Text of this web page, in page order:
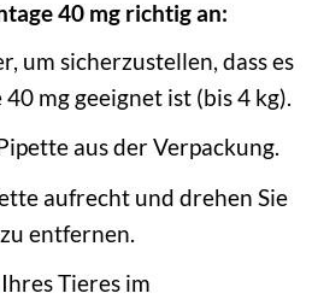
40 mg richtig an:
um sicherzustellen, dass es
mg geeignet ist (bis 4 kg).
aus der Verpackung.
aufrecht und drehen Sie
entfernen.
Ihres Tieres im